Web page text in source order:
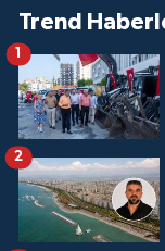
Trend
1
2